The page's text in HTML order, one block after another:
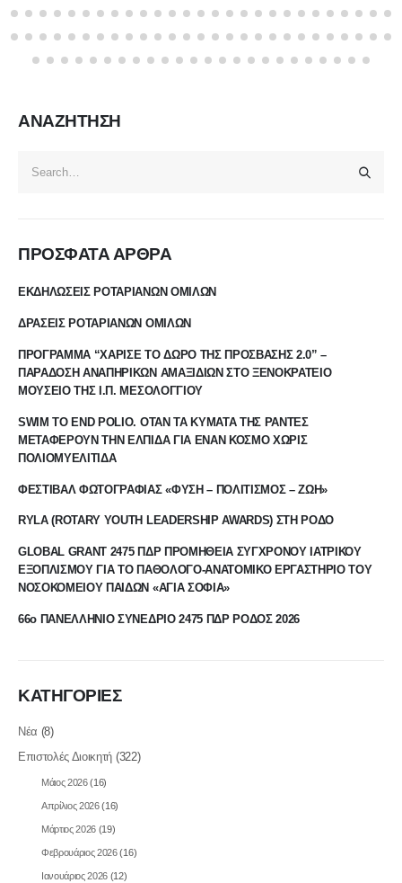
ΑΝΑΖΗΤΗΣΗ
ΠΡΟΣΦΑΤΑ ΑΡΘΡΑ
ΕΚΔΗΛΩΣΕΙΣ ΡΟΤΑΡΙΑΝΩΝ ΟΜΙΛΩΝ
ΔΡΑΣΕΙΣ ΡΟΤΑΡΙΑΝΩΝ ΟΜΙΛΩΝ
ΠΡΟΓΡΑΜΜΑ “ΧΑΡΙΣΕ ΤΟ ΔΩΡΟ ΤΗΣ ΠΡΟΣΒΑΣΗΣ 2.0” –
ΠΑΡΑΔΟΣΗ ΑΝΑΠΗΡΙΚΩΝ ΑΜΑΞΙΔΙΩΝ ΣΤΟ ΞΕΝΟΚΡΑΤΕΙΟ
ΜΟΥΣΕΙΟ ΤΗΣ Ι.Π. ΜΕΣΟΛΟΓΓΙΟΥ
SWIM TO END POLIO. ΟΤΑΝ ΤΑ ΚΥΜΑΤΑ ΤΗΣ ΡΑΝΤΕΣ
ΜΕΤΑΦΕΡΟΥΝ ΤΗΝ ΕΛΠΙΔΑ ΓΙΑ ΕΝΑΝ ΚΟΣΜΟ ΧΩΡΙΣ
ΠΟΛΙΟΜΥΕΛΙΤΙΔΑ
ΦΕΣΤΙΒΑΛ ΦΩΤΟΓΡΑΦΙΑΣ «ΦΥΣΗ – ΠΟΛΙΤΙΣΜΟΣ – ΖΩΗ»
RYLA (ROTARY YOUTH LEADERSHIP AWARDS) ΣΤΗ ΡΟΔΟ
GLOBAL GRANT 2475 ΠΔΡ ΠΡΟΜΗΘΕΙΑ ΣΥΓΧΡΟΝΟΥ ΙΑΤΡΙΚΟΥ
ΕΞΟΠΛΙΣΜΟΥ ΓΙΑ ΤΟ ΠΑΘΟΛΟΓΟ-ΑΝΑΤΟΜΙΚΟ ΕΡΓΑΣΤΗΡΙΟ ΤΟΥ
ΝΟΣΟΚΟΜΕΙΟΥ ΠΑΙΔΩΝ «ΑΓΙΑ ΣΟΦΙΑ»
66ο ΠΑΝΕΛΛΗΝΙΟ ΣΥΝΕΔΡΙΟ 2475 ΠΔΡ ΡΟΔΟΣ 2026
ΚΑΤΗΓΟΡΙΕΣ
Νέα (8)
Επιστολές Διοικητή (322)
Μάιος 2026(16)
Απρίλιος 2026(16)
Μάρτιος 2026 (19)
Φεβρουάριος 2026(16)
Ιανουάριος 2026 (12)